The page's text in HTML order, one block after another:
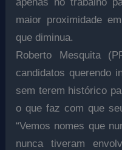
maior proximidade
que diminua.
Roberto Mesquita
candidatos querendo
sem terem histórico
o que faz com que
“Vemos nomes que
nunca tiveram